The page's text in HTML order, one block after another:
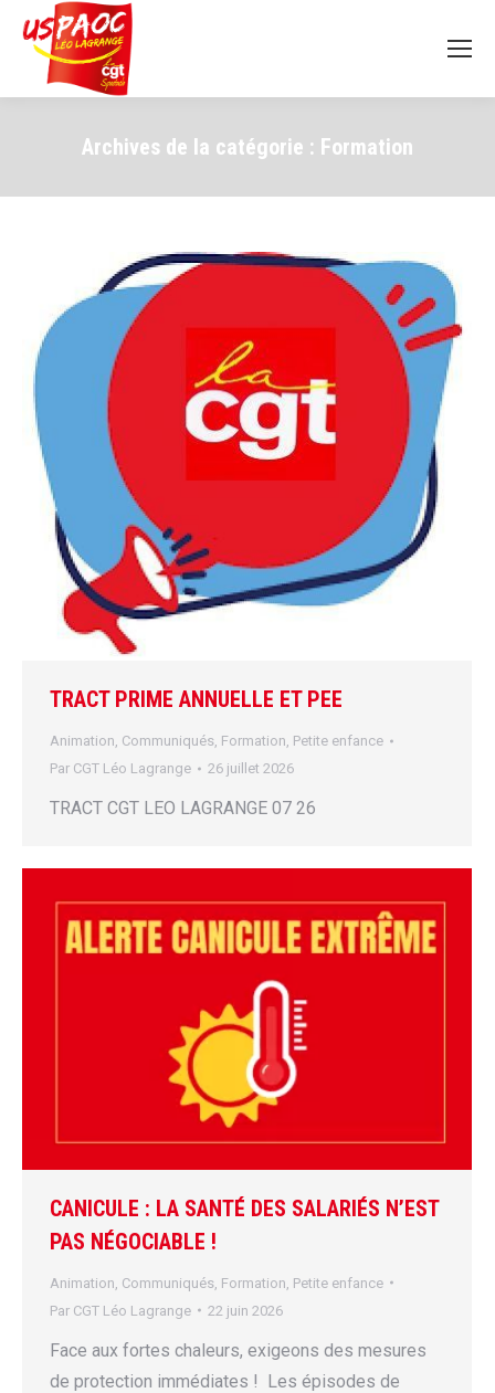
Archives de la catégorie : Formation
TRACT PRIME ANNUELLE ET PEE
Animation, Communiqués, Formation, Petite enfance
Par CGT Léo Lagrange 26 juillet 2026
TRACT CGT LEO LAGRANGE 07 26
CANICULE : LA SANTÉ DES SALARIÉS N’EST
PAS NÉGOCIABLE !
Animation Communiqués Formation Petite enfance
Par CGT Léo Lagrange 22 juin 2026
Face aux fortes chaleurs, exigeons des mesures
de protection immédiates ! Les épisodes de